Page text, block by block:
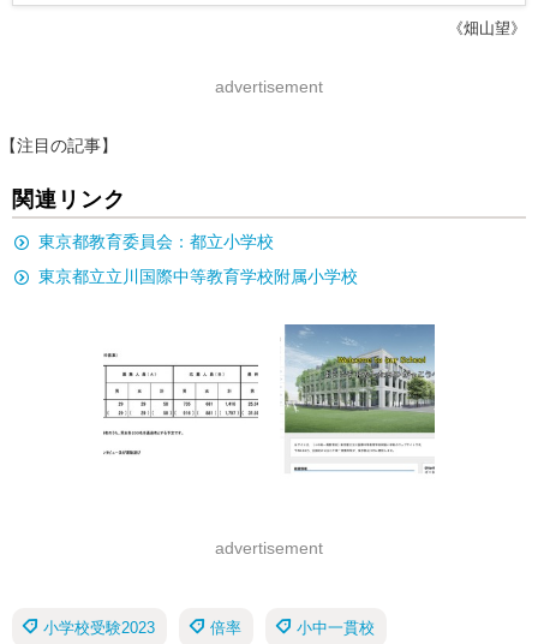
《畑山望》
advertisement
【注目の記事】
関連リンク
東京都教育委員会：都立小学校
東京都立立川国際中等教育学校附属小学校
advertisement
小学校受験2023 倍率 小中一貫校